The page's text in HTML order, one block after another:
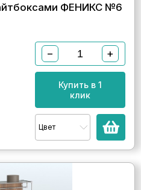
ФЕНИКС №6
− +
Купить в 1
клик
Цвет